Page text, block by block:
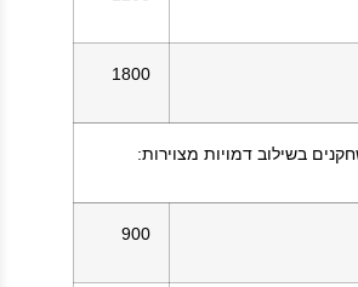
1800
בשילוב דמויות מצוירות:
900